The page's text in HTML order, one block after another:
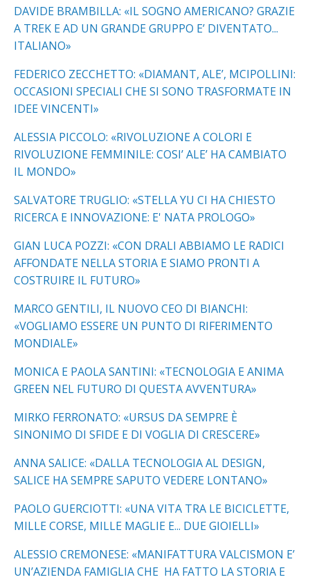
DAVIDE BRAMBILLA: «IL SOGNO AMERICANO? GRAZIE
A TREK E AD UN GRANDE GRUPPO E’ DIVENTATO...
ITALIANO»
FEDERICO ZECCHETTO: «DIAMANT, ALE’, MCIPOLLINI:
OCCASIONI SPECIALI CHE SI SONO TRASFORMATE IN
IDEE VINCENTI»
ALESSIA PICCOLO: «RIVOLUZIONE A COLORI E
RIVOLUZIONE FEMMINILE: COSI’ ALE’ HA CAMBIATO
IL MONDO»
SALVATORE TRUGLIO: «STELLA YU CI HA CHIESTO
RICERCA E INNOVAZIONE: E' NATA PROLOGO»
GIAN LUCA POZZI: «CON DRALI ABBIAMO LE RADICI
AFFONDATE NELLA STORIA E SIAMO PRONTI A
COSTRUIRE IL FUTURO»
MARCO GENTILI, IL NUOVO CEO DI BIANCHI:
«VOGLIAMO ESSERE UN PUNTO DI RIFERIMENTO
MONDIALE»
MONICA E PAOLA SANTINI: «TECNOLOGIA E ANIMA
GREEN NEL FUTURO DI QUESTA AVVENTURA»
MIRKO FERRONATO: «URSUS DA SEMPRE È
SINONIMO DI SFIDE E DI VOGLIA DI CRESCERE»
ANNA SALICE: «DALLA TECNOLOGIA AL DESIGN,
SALICE HA SEMPRE SAPUTO VEDERE LONTANO»
PAOLO GUERCIOTTI: «UNA VITA TRA LE BICICLETTE,
MILLE CORSE, MILLE MAGLIE E... DUE GIOIELLI»
ALESSIO CREMONESE: «MANIFATTURA VALCISMON E’
UN’AZIENDA FAMIGLIA CHE HA FATTO LA STORIA E